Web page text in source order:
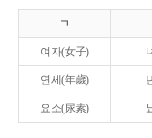
ㄱ
여자(女子)
연세(年歲)
요소(尿素)